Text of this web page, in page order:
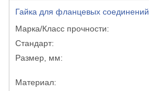
Гайка для фланцевых соединений